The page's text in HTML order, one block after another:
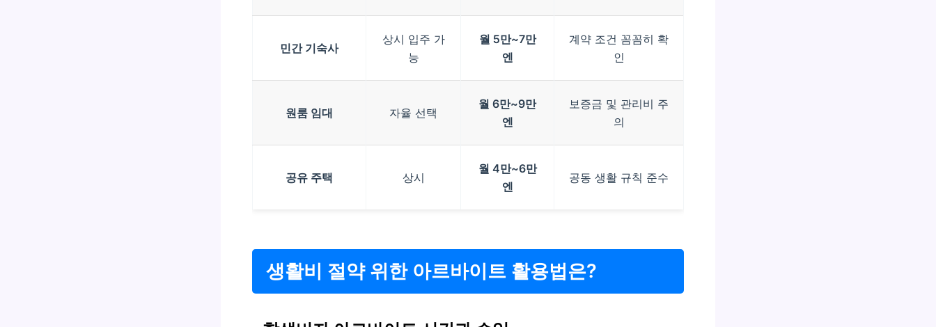
민간 기숙사
상시 입주 가
능
월 5만~7만
엔
계약 조건 꼼꼼히 확
인
원룸 임대 자율 선택
월 6만~9만
엔
보증금 및 관리비 주
의
공유 주택 상시
월 4만~6만
엔
공동 생활 규칙 준수
생활비 절약 위한 아르바이트 활용법은?